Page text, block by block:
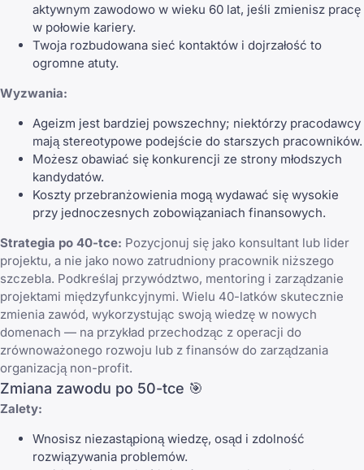
aktywnym zawodowo w wieku 60 lat, jeśli zmienisz pracę
w połowie kariery.
Twoja rozbudowana sieć kontaktów i dojrzałość to
ogromne atuty.
Wyzwania:
Ageizm jest bardziej powszechny; niektórzy pracodawcy
mają stereotypowe podejście do starszych pracowników.
Możesz obawiać się konkurencji ze strony młodszych
kandydatów.
Koszty przebranżowienia mogą wydawać się wysokie
przy jednoczesnych zobowiązaniach finansowych.
Strategia po 40-tce: Pozycjonuj się jako konsultant lub lider
projektu, a nie jako nowo zatrudniony pracownik niższego
szczebla. Podkreślaj przywództwo, mentoring i zarządzanie
projektami międzyfunkcyjnymi. Wielu 40-latków skutecznie
zmienia zawód, wykorzystując swoją wiedzę w nowych
domenach — na przykład przechodząc z operacji do
zrównoważonego rozwoju lub z finansów do zarządzania
organizacją non-profit.
Zmiana zawodu po 50-tce 🎯
Zalety:
Wnosisz niezastąpioną wiedzę, osąd i zdolność
rozwiązywania problemów.